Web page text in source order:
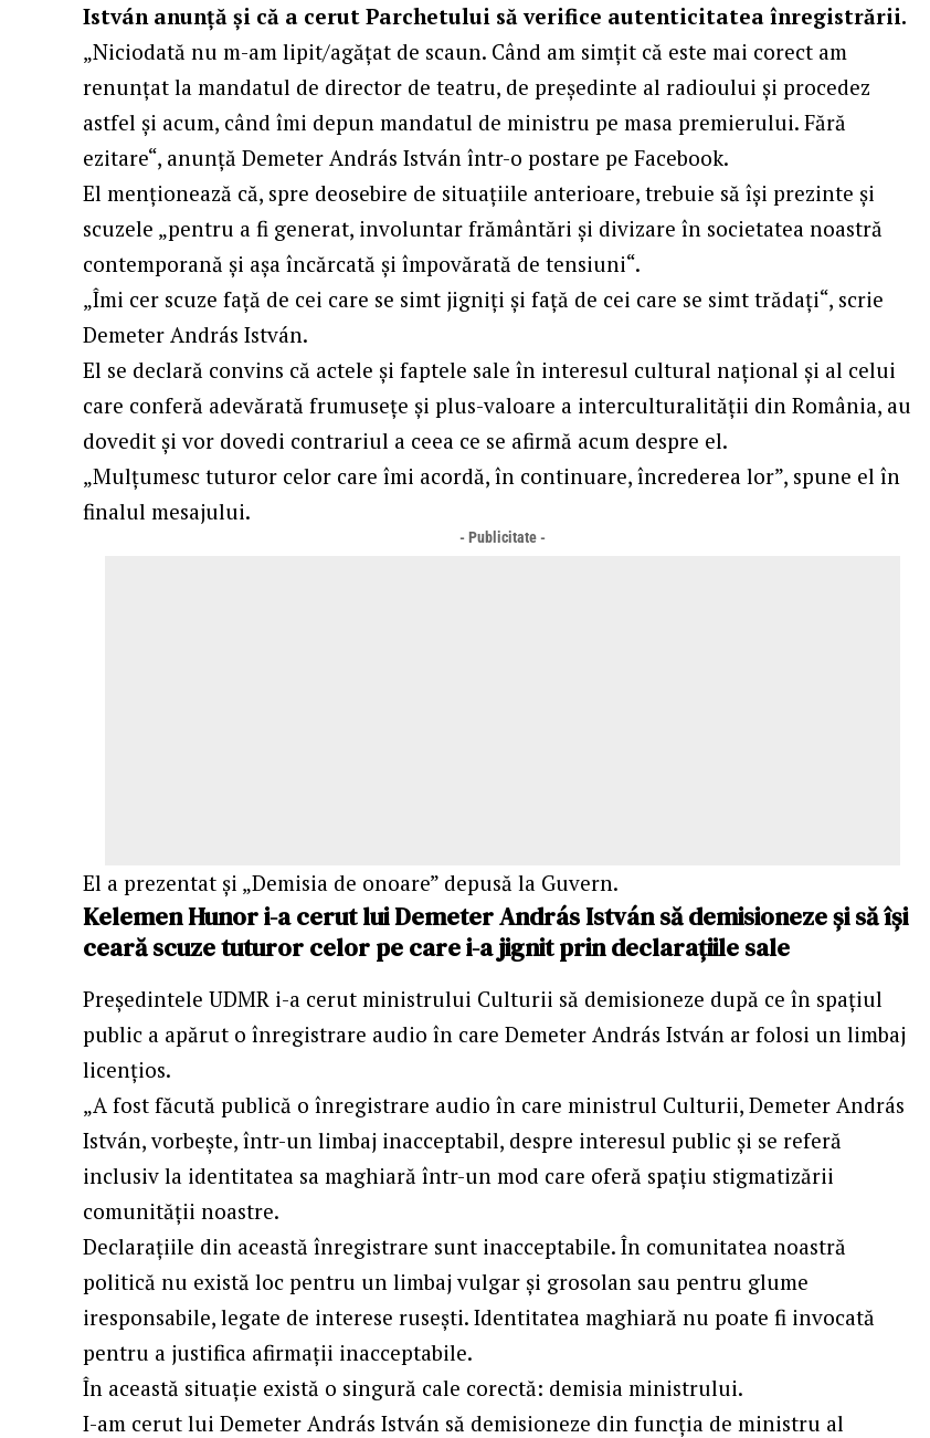
István anunţă şi că a cerut Parchetului să verifice autenticitatea înregistrării.
„Niciodată nu m-am lipit/agăţat de scaun. Când am simţit că este mai corect am
renunţat la mandatul de director de teatru, de preşedinte al radioului şi procedez
astfel şi acum, când îmi depun mandatul de ministru pe masa premierului. Fără
ezitare“, anunţă Demeter András István într-opostare pe Facebook.
El menţionează că, spre deosebire de situaţiile anterioare, trebuie să îşi prezinte şi
scuzele „pentru a fi generat, involuntar frământări şi divizare în societatea noastră
contemporană şi aşa încărcată şi împovărată de tensiuni“.
„Îmi cer scuze faţă de cei care se simt jigniţi şi faţă de cei care se simt trădaţi“, scrie
Demeter András István.
El se declară convins că actele şi faptele sale în interesul cultural naţional şi al celui
care conferă adevărată frumuseţe şi plus-valoare a interculturalităţii din România, au
dovedit şi vor dovedi contrariul a ceea ce se afirmă acum despre el.
„Mulţumesc tuturor celor care îmi acordă, în continuare, încrederea lor”, spune el în
finalul mesajului.
- Publicitate -
El a prezentat şi „Demisia de onoare” depusă la Guvern.
Kelemen Hunor i-a cerut lui Demeter András István să demisioneze și să își
ceară scuze tuturor celor pe care i-a jignit prin declarațiile sale
Președintele UDMR i-a cerut ministrului Culturii să demisioneze după ce în spațiul
public a apărut o înregistrare audio în care Demeter András István ar folosi un limbaj
licențios.
„A fost făcută publică o înregistrare audio în care ministrul Culturii, Demeter András
István, vorbește, într-un limbaj inacceptabil, despre interesul public și se referă
inclusiv la identitatea sa maghiară într-un mod care oferă spațiu stigmatizării
comunității noastre.
Declarațiile din această înregistrare sunt inacceptabile. În comunitatea noastră
politică nu există loc pentru un limbaj vulgar și grosolan sau pentru glume
iresponsabile, legate de interese rusești. Identitatea maghiară nu poate fi invocată
pentru a justifica afirmații inacceptabile.
În această situație există o singură cale corectă: demisia ministrului.
I-am cerut lui Demeter András István să demisioneze din funcția de ministru al